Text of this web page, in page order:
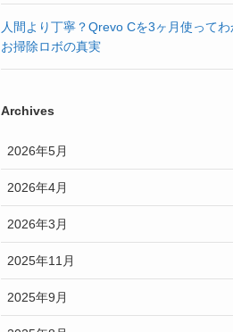
人間より丁寧？Qrevo Cを3ヶ月使ってわ
お掃除ロボの真実
Archives
2026年5月
2026年4月
2026年3月
2025年11月
2025年9月